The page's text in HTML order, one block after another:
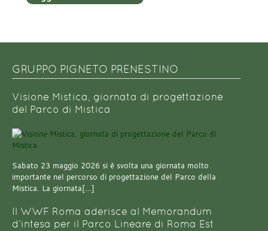
GRUPPO PIGNETO PRENESTINO
Visione Mistica, giornata di progettazione
del Parco di Mistica
Sabato 23 maggio 2026 si è svolta una giornata molto
importante nel percorso di progettazione del Parco della
Mistica. La giornata[…]
Il WWF Roma aderisce al Memorandum
d’intesa per il Parco Lineare di Roma Est